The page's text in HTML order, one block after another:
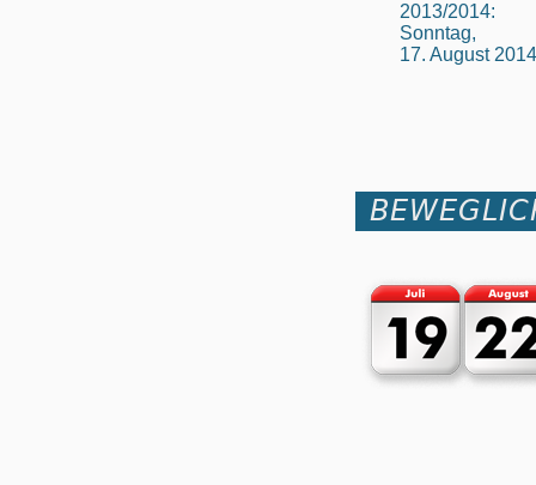
2013/2014:
Sonntag,
17. August 2014